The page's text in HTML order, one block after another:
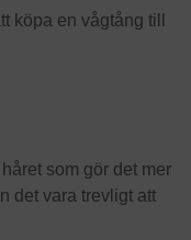
köpa en vågtång till
som gör det mer
det vara trevligt att